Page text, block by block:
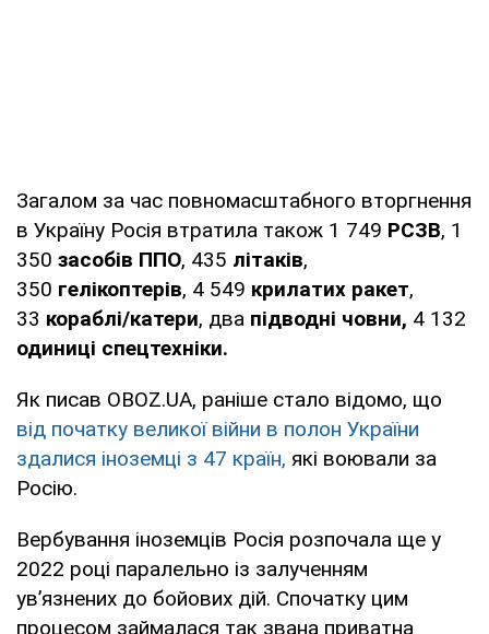
Загалом за час повномасштабного вторгнення
в Україну Росія втратила також 1 749 РСЗВ, 1
350 засобів ППО, 435 літаків,
350 гелікоптерів, 4 549 крилатих ракет,
33 кораблі/катери, два підводні човни, 4 132
одиниці спецтехніки.
Як писав OBOZ.UA, раніше стало відомо, що
від початку великої війни в полон України
здалися іноземці з 47 країн, які воювали за
Росію.
Вербування іноземців Росія розпочала ще у
2022 році паралельно із залученням
ув’язнених до бойових дій. Спочатку цим
процесом займалася так звана приватна